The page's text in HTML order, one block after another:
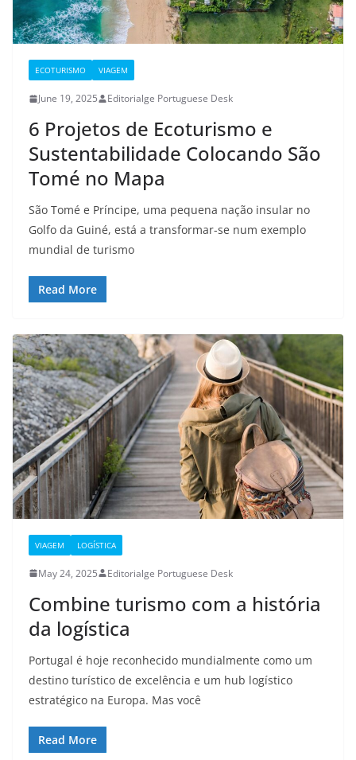
ECOTURISMO VIAGEM
June 19, 2025 Editorialge Portuguese Desk
6 Projetos de Ecoturismo e
Sustentabilidade Colocando São
Tomé no Mapa
São Tomé e Príncipe, uma pequena nação insular no
Golfo da Guiné, está a transformar-se num exemplo
mundial de turismo
Read More
VIAGEM LOGÍSTICA
May 24, 2025 Editorialge Portuguese Desk
Combine turismo com a história
da logística
Portugal é hoje reconhecido mundialmente como um
destino turístico de excelência e um hub logístico
estratégico na Europa. Mas você
Read More